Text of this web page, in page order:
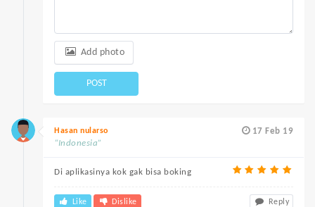
Add photo
POST
17 Feb 19
Hasan nularso
“Indonesia”
Di aplikasinya kok gak bisa boking
Like Dislike Reply